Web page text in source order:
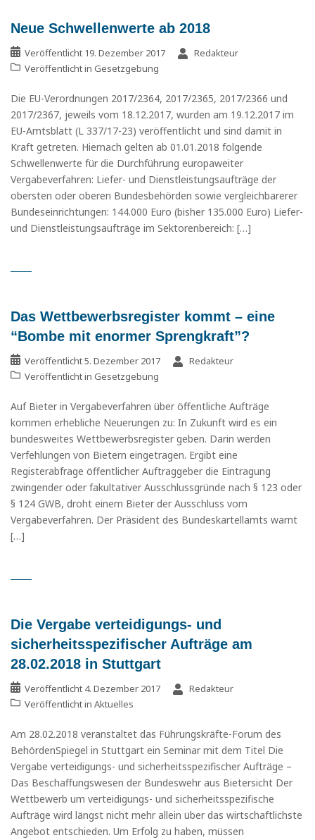
Neue Schwellenwerte ab 2018
Veröffentlicht 19. Dezember 2017
Redakteur
Veröffentlicht in Gesetzgebung
Die EU-Verordnungen 2017/2364, 2017/2365, 2017/2366 und
2017/2367, jeweils vom 18.12.2017, wurden am 19.12.2017 im
EU-Amtsblatt (L 337/17-23) veröffentlicht und sind damit in
Kraft getreten. Hiernach gelten ab 01.01.2018 folgende
Schwellenwerte für die Durchführung europaweiter
Vergabeverfahren: Liefer- und Dienstleistungsaufträge der
obersten oder oberen Bundesbehörden sowie vergleichbarerer
Bundeseinrichtungen: 144.000 Euro (bisher 135.000 Euro) Liefer-
und Dienstleistungsaufträge im Sektorenbereich: […]
Das Wettbewerbsregister kommt – eine
“Bombe mit enormer Sprengkraft”?
Veröffentlicht5. Dezember 2017
Redakteur
Veröffentlicht in Gesetzgebung
Auf Bieter in Vergabeverfahren über öffentliche Aufträge
kommen erhebliche Neuerungen zu: In Zukunft wird es ein
bundesweites Wettbewerbsregister geben. Darin werden
Verfehlungen von Bietern eingetragen. Ergibt eine
Registerabfrage öffentlicher Auftraggeber die Eintragung
zwingender oder fakultativer Ausschlussgründe nach § 123 oder
§ 124 GWB, droht einem Bieter der Ausschluss vom
Vergabeverfahren. Der Präsident des Bundeskartellamts warnt
[…]
Die Vergabe verteidigungs- und
sicherheitsspezifischer Aufträge am
28.02.2018 in Stuttgart
Veröffentlicht 4. Dezember 2017
Redakteur
Veröffentlicht in Aktuelles
Am 28.02.2018 veranstaltet das Führungskräfte-Forum des
BehördenSpiegel in Stuttgart ein Seminar mit dem Titel Die
Vergabe verteidigungs- und sicherheitsspezifischer Aufträge –
Das Beschaffungswesen der Bundeswehr aus Bietersicht Der
Wettbewerb um verteidigungs- und sicherheitsspezifische
Aufträge wird längst nicht mehr allein über das wirtschaftlichste
Angebot entschieden. Um Erfolg zu haben, müssen